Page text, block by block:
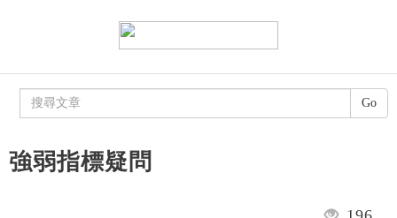
強弱指標疑問
Go